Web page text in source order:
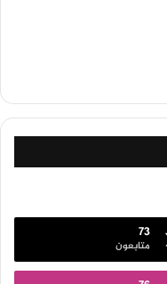
73
متابعون